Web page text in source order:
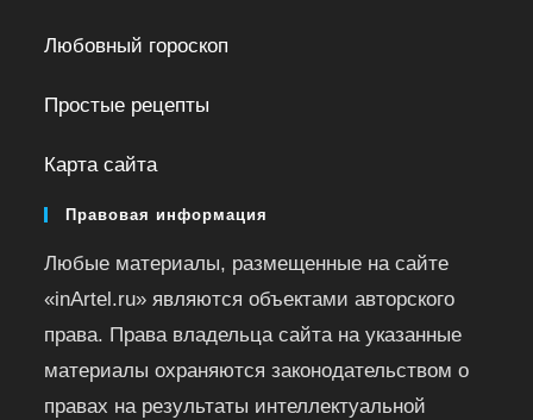
Любовный гороскоп
Простые рецепты
Карта сайта
Правовая информация
Любые материалы, размещенные на сайте
«inArtel.ru» являются объектами авторского
права. Права владельца сайта на указанные
материалы охраняются законодательством о
правах на результаты интеллектуальной